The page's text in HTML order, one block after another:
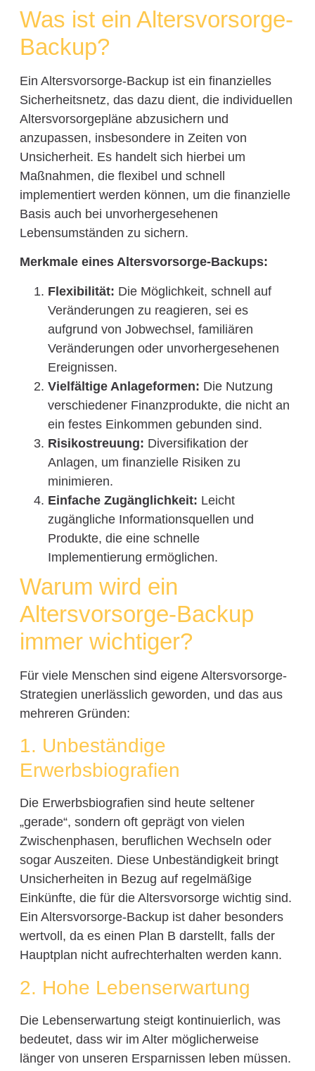
Was ist ein Altersvorsorge-
Backup?
Ein Altersvorsorge-Backup ist ein finanzielles
Sicherheitsnetz, das dazu dient, die individuellen
Altersvorsorgepläne abzusichern und
anzupassen, insbesondere in Zeiten von
Unsicherheit. Es handelt sich hierbei um
Maßnahmen, die flexibel und schnell
implementiert werden können, um die finanzielle
Basis auch bei unvorhergesehenen
Lebensumständen zu sichern.
Merkmale eines Altersvorsorge-Backups:
Flexibilität: Die Möglichkeit, schnell auf
Veränderungen zu reagieren, sei es
aufgrund von Jobwechsel, familiären
Veränderungen oder unvorhergesehenen
Ereignissen.
Vielfältige Anlageformen: Die Nutzung
verschiedener Finanzprodukte, die nicht an
ein festes Einkommen gebunden sind.
Risikostreuung: Diversifikation der
Anlagen, um finanzielle Risiken zu
minimieren.
Einfache Zugänglichkeit: Leicht
zugängliche Informationsquellen und
Produkte, die eine schnelle
Implementierung ermöglichen.
Warum wird ein
Altersvorsorge-Backup
immer wichtiger?
Für viele Menschen sind eigene Altersvorsorge-
Strategien unerlässlich geworden, und das aus
mehreren Gründen:
1. Unbeständige
Erwerbsbiografien
Die Erwerbsbiografien sind heute seltener
„gerade“, sondern oft geprägt von vielen
Zwischenphasen, beruflichen Wechseln oder
sogar Auszeiten. Diese Unbeständigkeit bringt
Unsicherheiten in Bezug auf regelmäßige
Einkünfte, die für die Altersvorsorge wichtig sind.
Ein Altersvorsorge-Backup ist daher besonders
wertvoll, da es einen Plan B darstellt, falls der
Hauptplan nicht aufrechterhalten werden kann.
2. Hohe Lebenserwartung
Die Lebenserwartung steigt kontinuierlich, was
bedeutet, dass wir im Alter möglicherweise
länger von unseren Ersparnissen leben müssen.